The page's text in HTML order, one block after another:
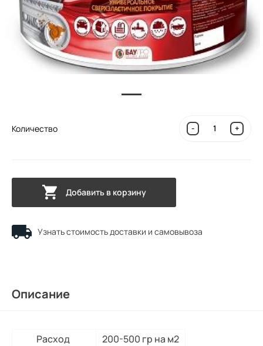
Количество - +
Добавить в корзину
Узнать стоимость доставки и самовывоза
Описание
Расход
200-500 гр на м2